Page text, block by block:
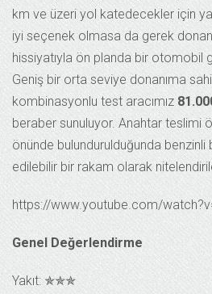
km ve üzeri yol katedecekler için
iyi seçenek olmasa da gerek
hissiyatıyla ön planda bir otomobil
Geniş bir orta seviye donanıma
kombinasyonlu test aracımız
beraber sunuluyor. Anahtar teslimi
önünde bulundurulduğunda benzinli
edilebilir bir rakam olarak
https://www.youtube.com/
Genel Değerlendirme
Yakıt: ✯✯✯